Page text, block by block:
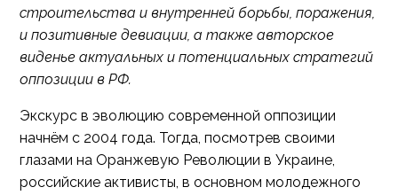
строительства и внутренней борьбы, поражения,
и позитивные девиации, а также авторское
виденье актуальных и потенциальных стратегий
оппозиции в РФ.
Экскурс в эволюцию современной оппозиции
начнём с 2004 года. Тогда, посмотрев своими
глазами на Оранжевую Революции в Украине,
российские активисты, в основном молодежного